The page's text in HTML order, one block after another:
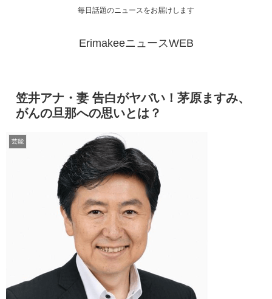
毎日話題のニュースをお届けします
ErimakeeニュースWEB
笠井アナ・妻 告白がヤバい！茅原ますみ、
がんの旦那への思いとは？
芸能